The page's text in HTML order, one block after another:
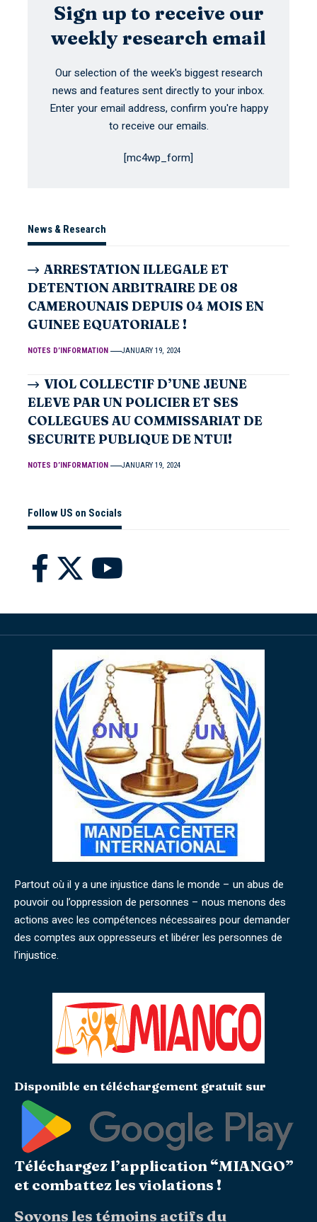
Sign up to receive our
weekly research email
Our selection of the week's biggest research
news and features sent directly to your inbox.
Enter your email address, confirm you're happy
to receive our emails.
[mc4wp_form]
News & Research
ARRESTATION ILLEGALE ET
DETENTION ARBITRAIRE DE 08
CAMEROUNAIS DEPUIS 04 MOIS EN
GUINEE EQUATORIALE !
NOTES D’INFORMATION JANUARY 19, 2024
VIOL COLLECTIF D’UNE JEUNE
ELEVE PAR UN POLICIER ET SES
COLLEGUES AU COMMISSARIAT DE
SECURITE PUBLIQUE DE NTUI!
NOTES D’INFORMATION JANUARY 19, 2024
Follow US on Socials
Partout où il y a une injustice dans le monde – un abus de
pouvoir ou l’oppression de personnes – nous menons des
actions avec les compétences nécessaires pour demander
des comptes aux oppresseurs et libérer les personnes de
l’injustice.
Disponible en téléchargement gratuit sur
Téléchargez l’application “MIANGO”
et combattez les violations !
Soyons les témoins actifs du